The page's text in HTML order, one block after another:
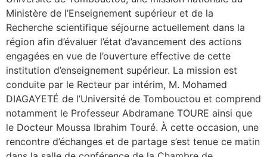
Ministère de l’Enseignement supérieur et de la
Recherche scientifique séjourne actuellement dans la
région afin d’évaluer l’état d’avancement des actions
engagées en vue de l’ouverture effective de cette
institution d’enseignement supérieur. La mission est
conduite par le Recteur par intérim, M. Mohamed
DIAGAYETÉ de l’Université de Tombouctou et comprend
notamment le Professeur Abdramane TOURE ainsi que
le Docteur Moussa Ibrahim Touré. À cette occasion, une
rencontre d’échanges et de partage s’est tenue ce matin